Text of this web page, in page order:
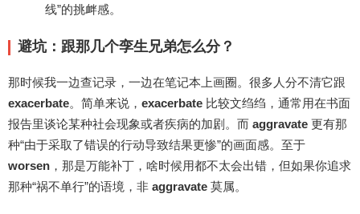
线”的挑衅感。
避坑：跟那几个孪生兄弟怎么分？
那时候我一边查记录，一边在笔记本上画圈。很多人分不清它跟
exacerbate。简单来说， exacerbate 比较文绉绉，通常用在书面
报告里谈论某种社会现象或者疾病的加剧。而 aggravate 更有那
种“由于采取了错误的行动导致结果更惨”的画面感。至于
worsen ，那是万能补丁，啥时候用都不太会出错，但如果你追求
那种“祸不单行”的语境，非 aggravate 莫属。